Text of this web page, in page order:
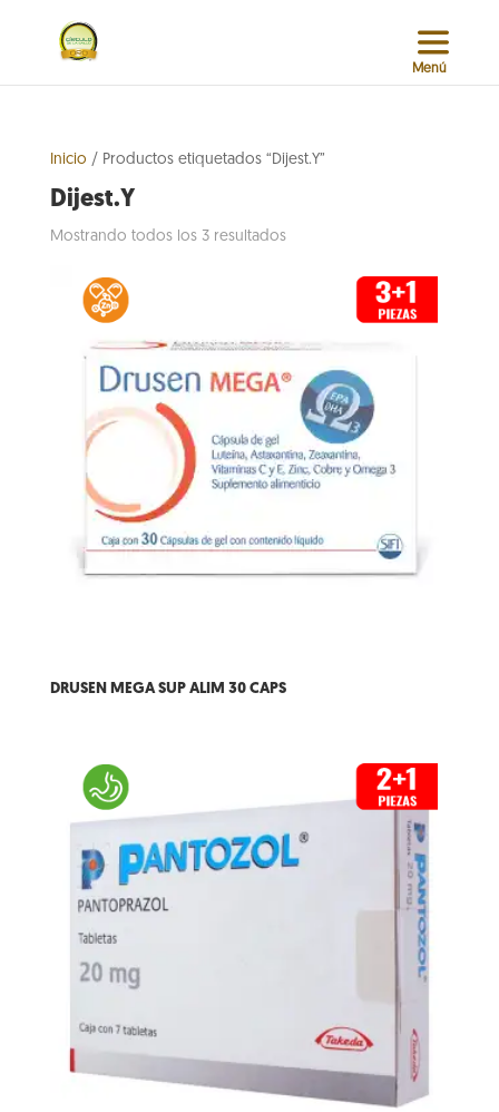
Inicio / Productos etiquetados “Dijest.Y”
Dijest.Y
Mostrando todos los 3 resultadosSorted
popularity
DRUSEN MEGA SUP ALIM 30 CAPS